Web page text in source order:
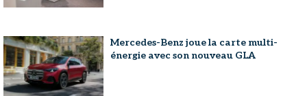
Mercedes-Benz joue la carte multi-
énergie avec son nouveau GLA